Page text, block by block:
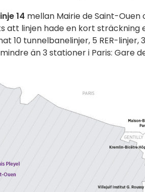
14 mellan Mairie de Saint-
att linjen hade en kort
10 tunnelbanelinjer, 5 RER-
än 3 stationer i Paris: Gare